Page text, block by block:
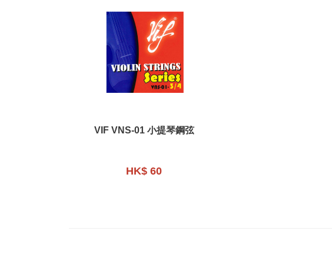
VIF VNS-01 小提琴鋼弦
HK$ 60